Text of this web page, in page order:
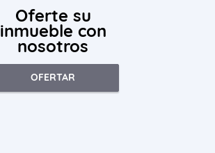
Oferte su
inmueble con
nosotros
OFERTAR